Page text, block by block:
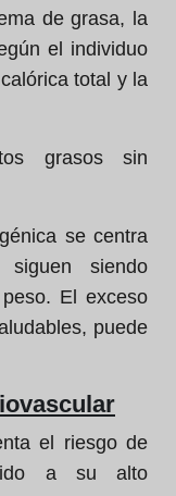
de grasa, la
el individuo
total y la
grasos sin
se centra
siendo
El exceso
puede
el riesgo de
a su alto